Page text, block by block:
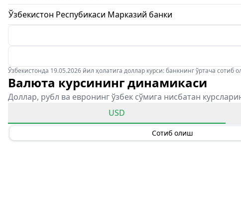
Ўзбекистон Респубикаси Марказий банки
Ўзбекистонда 19.05.2026 йил ҳолатига доллар курси: банкнинг ўртача
Валюта курсининг динамикаси
Доллар, рубл ва евронинг ўзбек сўмига нисбатан
USD
Сотиб олиш